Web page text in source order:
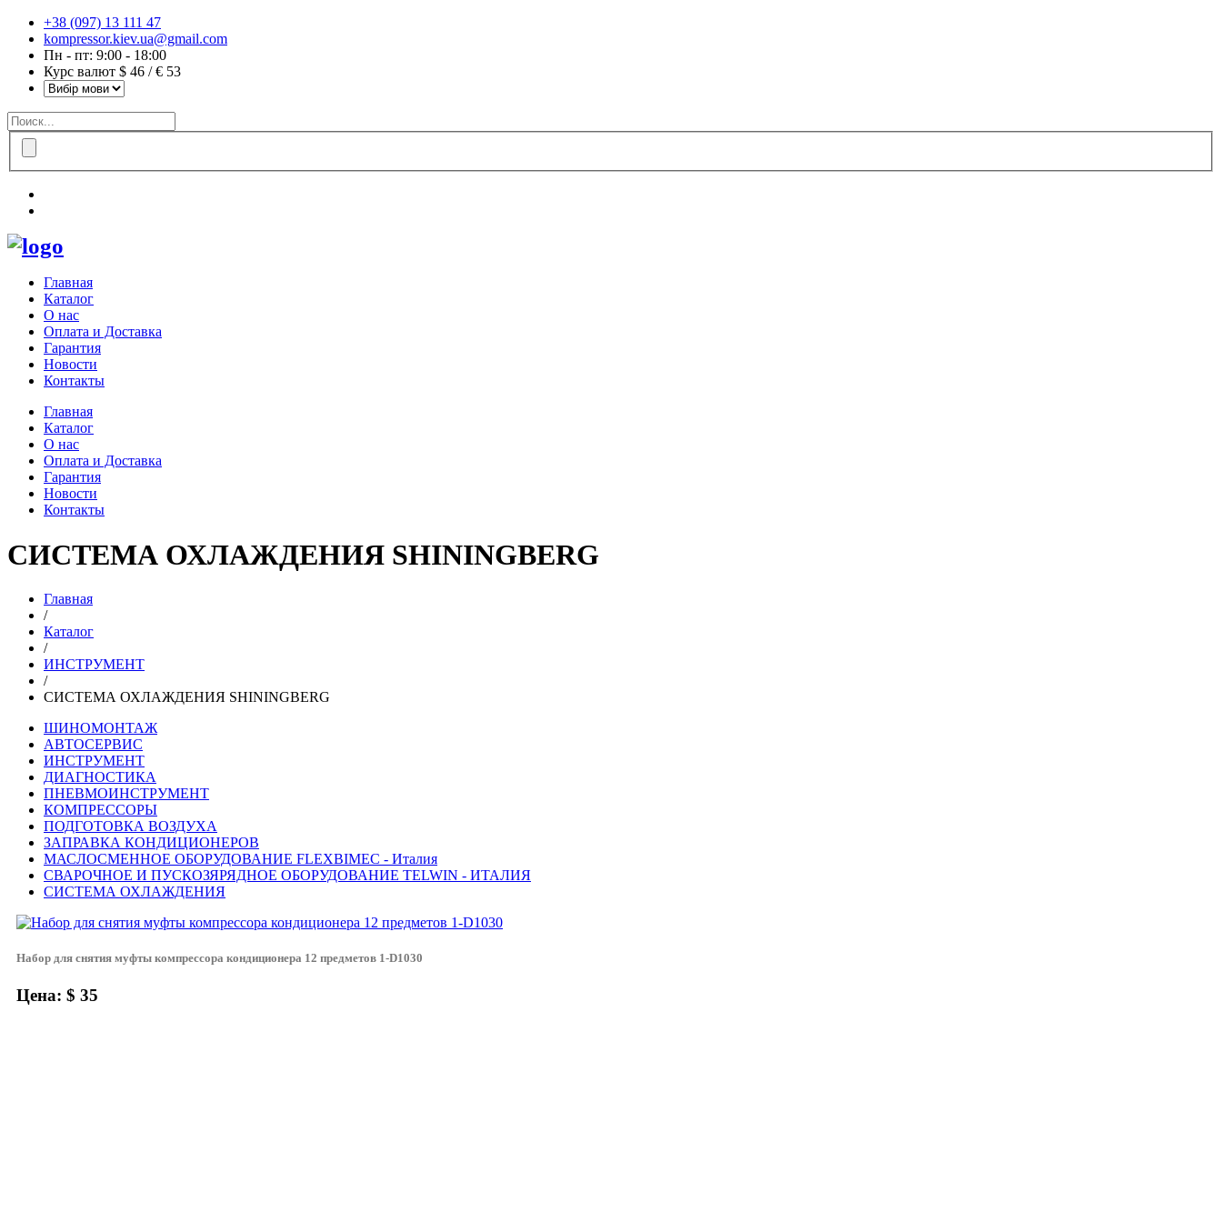
+38 (097) 13 111 47
kompressor.kiev.ua@gmail.com
Пн - пт: 9:00 - 18:00
Курс валют $ 46 / € 53
Главная
Каталог
О нас
Оплата и Доставка
Гарантия
Новости
Контакты
Главная
Каталог
О нас
Оплата и Доставка
Гарантия
Новости
Контакты
СИСТЕМА ОХЛАЖДЕНИЯ SHININGBERG
Главная
/
Каталог
/
ИНСТРУМЕНТ
/
СИСТЕМА ОХЛАЖДЕНИЯ SHININGBERG
ШИНОМОНТАЖ
АВТОСЕРВИС
ИНСТРУМЕНТ
ДИАГНОСТИКА
ПНЕВМОИНСТРУМЕНТ
КОМПРЕССОРЫ
ПОДГОТОВКА ВОЗДУХА
ЗАПРАВКА КОНДИЦИОНЕРОВ
МАСЛОСМЕННОЕ ОБОРУДОВАНИЕ FLEXBIMEC - Италия
СВАРОЧНОЕ И ПУСКОЗЯРЯДНОЕ ОБОРУДОВАНИЕ TELWIN - ИТАЛИЯ
СИСТЕМА ОХЛАЖДЕНИЯ
Набор для снятия муфты компрессора кондиционера 12 предметов 1-D1030
Цена: $ 35